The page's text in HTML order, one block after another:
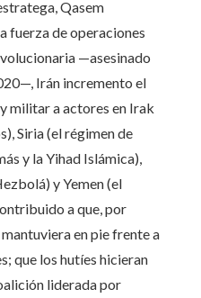
Qasem
fuerza de operaciones
—asesinado
Irán incremento el
militar a actores en Irak
Siria (el régimen de
y la Yihad Islámica),
y Yemen (el
a que, por
en pie frente a
que los hutíes hicieran
liderada por